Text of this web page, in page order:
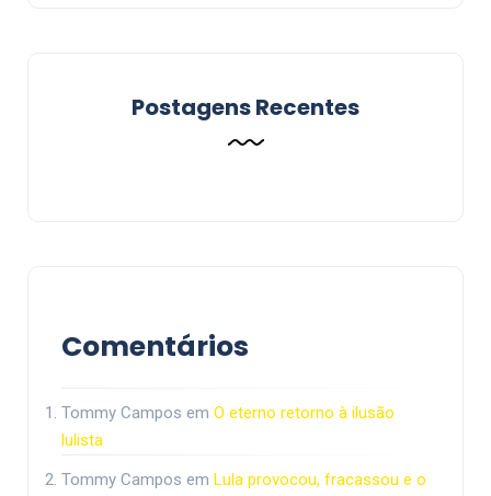
Postagens Recentes
Comentários
Tommy Campos em O eterno retorno à ilusão
lulista
Tommy Campos em Lula provocou, fracassou e o